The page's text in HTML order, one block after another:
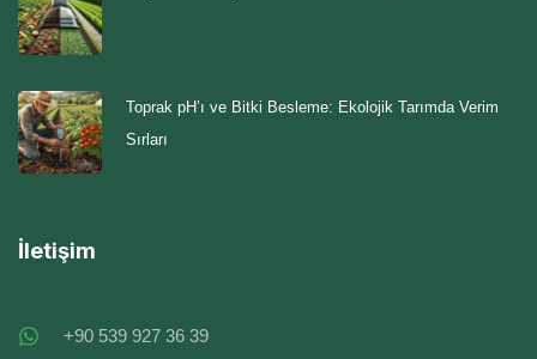
Toprak pH’ı ve Bitki Besleme: Ekolojik Tarımda Verim
Sırları
İletişim
+90 539 927 36 39